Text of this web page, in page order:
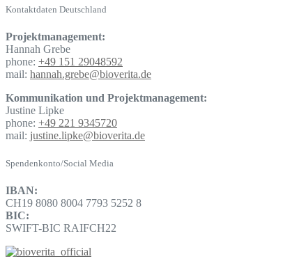
Kontaktdaten Deutschland
Projektmanagement:
Hannah Grebe
phone: +49 151 29048592
mail: hannah.grebe@bioverita.de
Kommunikation und Projektmanagement:
Justine Lipke
phone: +49 221 9345720
mail: justine.lipke@bioverita.de
Spendenkonto/Social Media
IBAN:
CH19 8080 8004 7793 5252 8
BIC:
SWIFT-BIC RAIFCH22